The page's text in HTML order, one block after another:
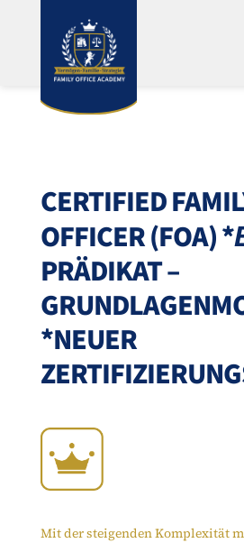
CERTIFIED
OFFICER (FOA)*
PRÄDIKAT –
*NEUER
Mit der steigenden Komplexität